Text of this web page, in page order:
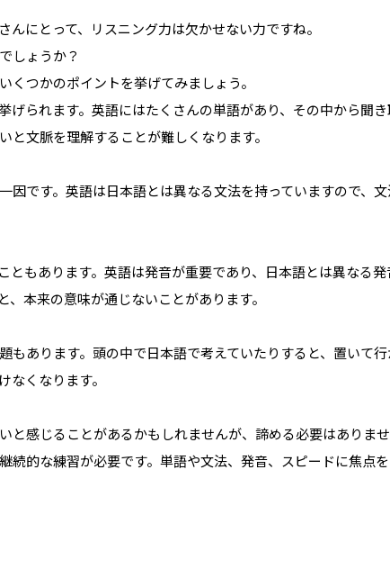
にとって、リスニング力は欠かせない力ですね。
しょうか？
つかのポイントを挙げてみましょう。
げられます。英語にはたくさんの単語があり、その中から聞
文脈を理解することが難しくなります。
因です。英語は日本語とは異なる文法を持っていますので、
ともあります。英語は発音が重要であり、日本語とは異なる
本来の意味が通じないことがあります。
もあります。頭の中で日本語で考えていたりすると、置いて
なくなります。
と感じることがあるかもしれませんが、諦める必要はありませ
続的な練習が必要です。単語や文法、発音、スピードに焦点